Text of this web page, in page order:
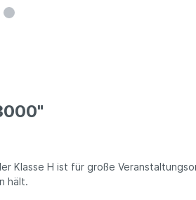
H ist für große
hält.